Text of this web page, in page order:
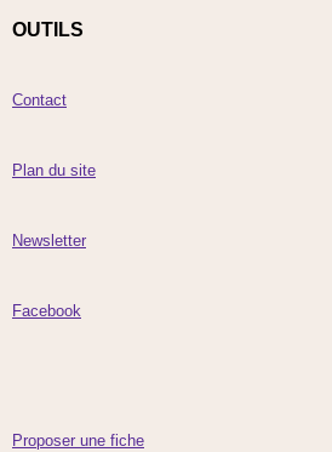
OUTILS
Contact
Plan du site
Newsletter
Facebook
Proposer une fiche